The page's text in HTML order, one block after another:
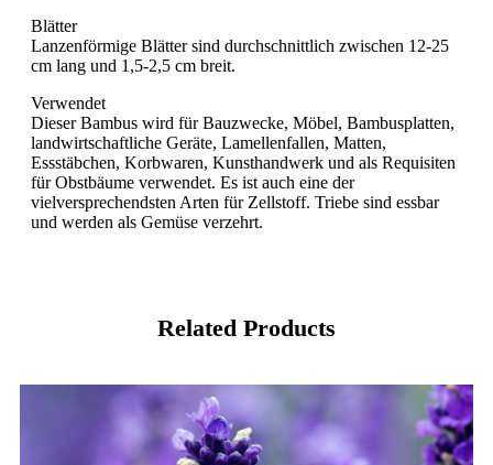
Blätter
Lanzenförmige Blätter sind durchschnittlich zwischen 12-25
cm lang und 1,5-2,5 cm breit.
Verwendet
Dieser Bambus wird für Bauzwecke, Möbel, Bambusplatten,
landwirtschaftliche Geräte, Lamellenfallen, Matten,
Essstäbchen, Korbwaren, Kunsthandwerk und als Requisiten
für Obstbäume verwendet. Es ist auch eine der
vielversprechendsten Arten für Zellstoff. Triebe sind essbar
und werden als Gemüse verzehrt.
Related Products